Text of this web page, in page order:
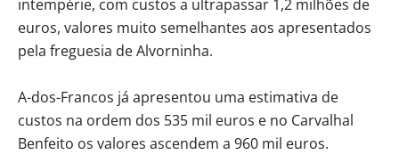
intempérie, com custos a ultrapassar 1,2 milhões de
euros, valores muito semelhantes aos apresentados
pela freguesia de Alvorninha.
A-dos-Francos já apresentou uma estimativa de
custos na ordem dos 535 mil euros e no Carvalhal
Benfeito os valores ascendem a 960 mil euros.